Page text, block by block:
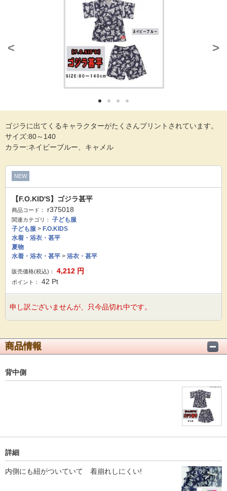
< >
ゴジラに出てくるキャラクターがたくさんプリントされています。
サイズ:80～140
カラー:ネイビーブルー、キャメル
NEW
【F.O.KID'S】ゴジラ甚平
商品コード： r375018
関連カテゴリ：
子ども服
子ども服 > F.O.KIDS
水着・浴衣・甚平
夏物
水着・浴衣・甚平 > 浴衣・甚平
販売価格(税込)： 4,212 円
ポイント： 42 Pt
申し訳ございませんが、只今品切れ中です。
商品情報
背中側
詳細
内側にも紐がついていて 着崩れしにくい!